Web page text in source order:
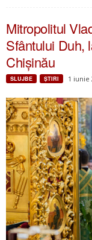
Mitropolitul
Sfântului Duh,
Chișinău
SLUJBE ŞTIRI 1 iunie